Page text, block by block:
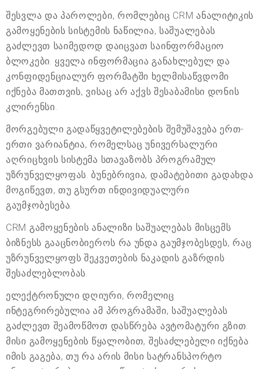
შესვლა და პაროლები, რომლებიც CRM ანალიტიკის
გამოყენების სისტემის ნაწილია, საშუალებას
გაძლევთ საიმედოდ დაიცვათ საინფორმაციო
ბლოკები. ყველა ინფორმაცია განახლებულ და
კონფიდენციალურ ფორმატში ხელმისაწვდომი
იქნება მათთვის, ვისაც არ აქვს შესაბამისი დონის
კლირენსი.
მორგებული გადაწყვეტილებების შემუშავება ერთ-
ერთი ვარიანტია, რომელსაც უნივერსალური
აღრიცხვის სისტემა სთავაზობს პროგრამულ
უზრუნველყოფას. ბუნებრივია, დამატებითი გადახდა
მოგიწევთ, თუ გსურთ ინდივიდუალური
გაუმჯობესება.
CRM გამოყენების ანალიზი საშუალებას მისცემს
ბიზნესს გააცნობიეროს რა უნდა გაუმჯობესდეს, რაც
უზრუნველყოფს შეკვეთების ნაკადის გაზრდის
შესაძლებლობას.
ელექტრონული დღიური, რომელიც
ინტეგრირებულია ამ პროგრამაში, საშუალებას
გაძლევთ შეამოწმოთ დასწრება ავტომატური გზით.
მისი გამოყენების წყალობით, შესაძლებელი იქნება
იმის გაგება, თუ რა არის მისი სატრანსპორტო